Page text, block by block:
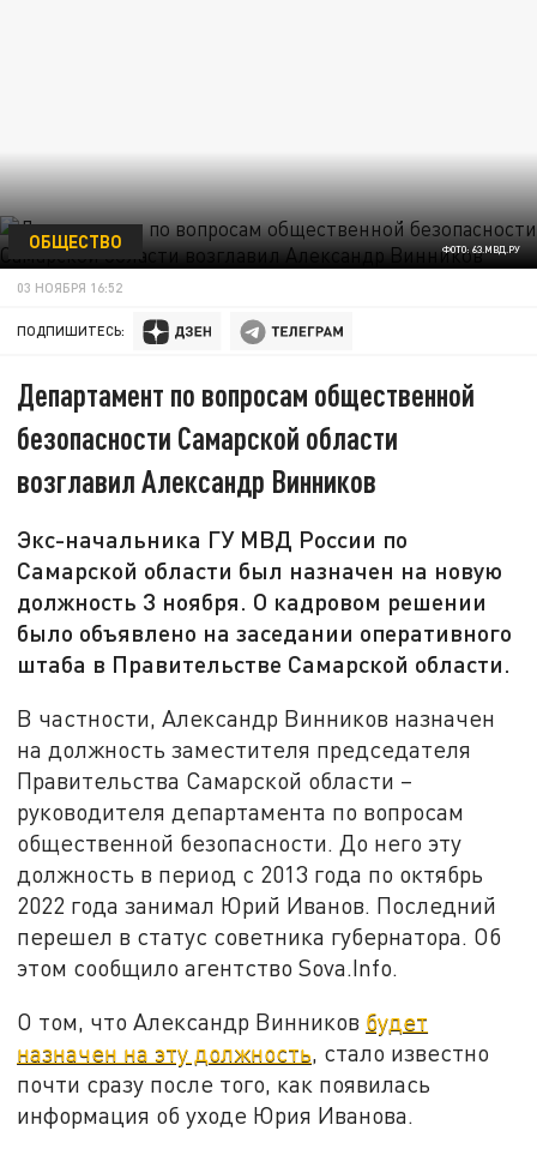
ФОТО: 63.МВД.РУ
ОБЩЕСТВО
03 НОЯБРЯ 16:52
ПОДПИШИТЕСЬ:
Департамент по вопросам общественной
безопасности Самарской области
возглавил Александр Винников
Экс-начальника ГУ МВД России по
Самарской области был назначен на новую
должность 3 ноября. О кадровом решении
было объявлено на заседании оперативного
штаба в Правительстве Самарской области.
В частности, Александр Винников назначен
на должность заместителя председателя
Правительства Самарской области –
руководителя департамента по вопросам
общественной безопасности. До него эту
должность в период с 2013 года по октябрь
2022 года занимал Юрий Иванов. Последний
перешел в статус советника губернатора. Об
этом сообщило агентство Sova.Info.
О том, что Александр Винников будет
назначен на эту должность, стало известно
почти сразу после того, как появилась
информация об уходе Юрия Иванова.